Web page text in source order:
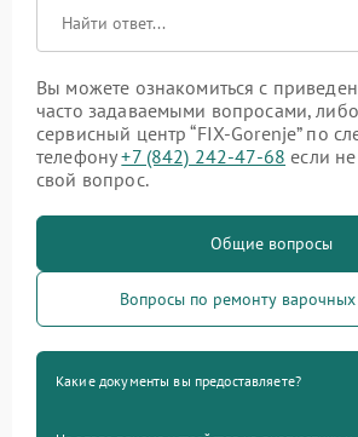
Вы можете ознакомиться с
часто задаваемыми вопросами,
сервисный центр “FIX-Gorenje” по
телефону+7 (842) 242-47-68 если
свой вопрос.
Общие вопросы
Вопросы по ремонту варочных
Какие документы вы предоставляете?